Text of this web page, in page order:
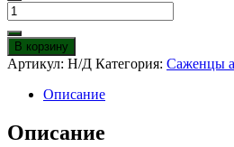
Количество
товара
Абрикос
Фуэго
В корзину
Артикул: Н/Д Категория: Саженцы
Описание
Описание